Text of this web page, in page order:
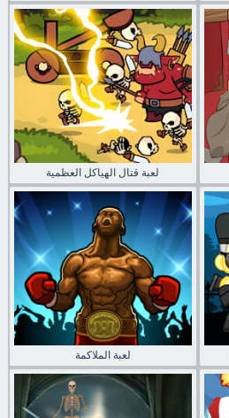
لعبة قتال الهياكل العظمية
لعبة الملاكمة